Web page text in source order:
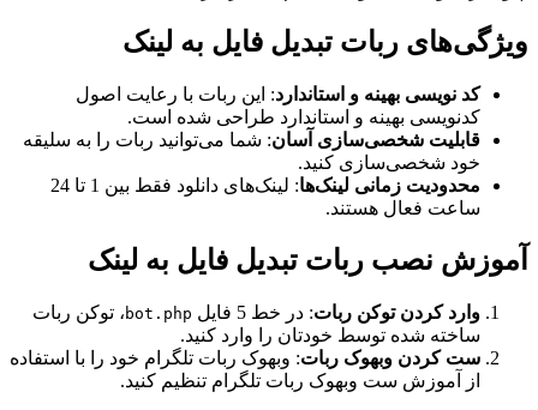
ویژگی‌های ربات تبدیل فایل به لینک
کد نویسی بهینه و استاندارد: این ربات با رعایت اصول
کدنویسی بهینه و استاندارد طراحی شده است.
قابلیت شخصی‌سازی آسان: شما می‌توانید ربات را به سلیقه
خود شخصی‌سازی کنید.
محدودیت زمانی لینک‌ها
: لینک‌های دانلود فقط بین 1 تا 24
ساعت فعال هستند.
آموزش نصب ربات تبدیل فایل به لینک
وارد کردن توکن ربات: در خط 5 فایل bot.php ، توکن ربات
ساخته شده توسط خودتان را وارد کنید.
ست کردن وبهوک ربات: وبهوک ربات تلگرام خود را با استفاده
از آموزش ست وبهوک ربات تلگرام تنظیم کنید.